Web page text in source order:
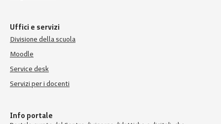
Uffici e servizi
Divisione della scuola
Moodle
Service desk
Servizi per i docenti
Info portale